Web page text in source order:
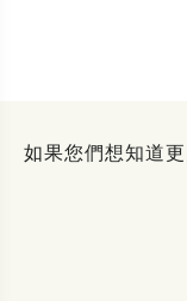
如果您們想知道